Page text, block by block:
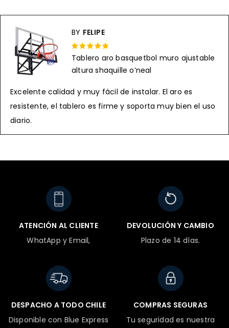
BY FELIPE
Rated 5 out
of 5
Tablero aro basquetbol muro ajustable
altura shaquille o’neal
Excelente calidad y muy fácil de instalar. El aro es
resistente, el tablero es firme y soporta muy bien el uso
diario.
ATENCIÓN AL CLIENTE
WhatApp y Email,
DEVOLUCIÓN Y CAMBIO
Plazo de 14 días.
DESPACHO A TODO CHILE
Disponible con Blue Express
COMPRAS SEGURAS
Tu seguridad es nuestra